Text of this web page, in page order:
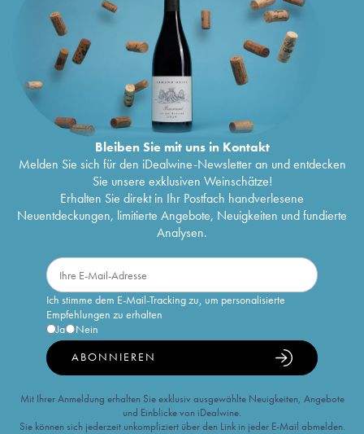
Bleiben Sie mit uns in Kontakt
Melden Sie sich für den iDealwine-Newsletter an und entdecken
Sie unsere exklusiven Weinschätze!
Erhalten Sie direkt in Ihr Postfach handverlesene
Neuentdeckungen, limitierte Angebote, Neuigkeiten und fundierte
Analysen.
Ich stimme dem E-Mail-Tracking zu, um personalisierte
Empfehlungen zu erhalten
Ja
Nein
ABONNIEREN
Mit Ihrer Anmeldung erhalten Sie exklusiv ausgewählte Neuigkeiten, Angebote
und Einblicke von iDealwine.
Sie können sich jederzeit unkompliziert über den Link in jeder E-Mail abmelden.